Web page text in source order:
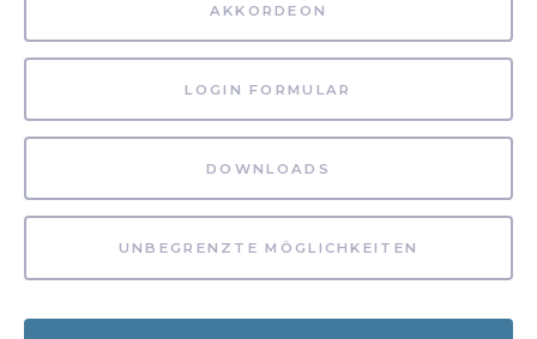
AKKORDEON
LOGIN FORMULAR
DOWNLOADS
UNBEGRENZTE MÖGLICHKEITEN